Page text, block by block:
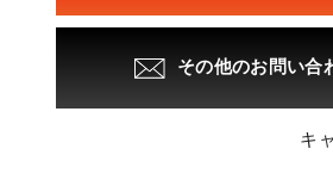
その他のお問い合
キ